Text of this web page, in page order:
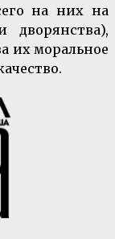
на них на
их моральное